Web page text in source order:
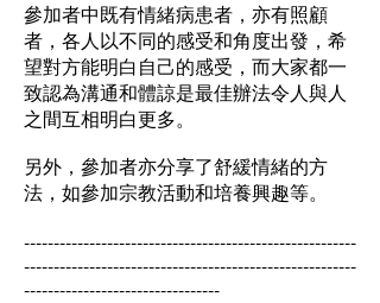
參加者中既有情緒病患者，亦有照顧
者，各人以不同的感受和角度出發，希
望對方能明白自己的感受，而大家都一
致認為溝通和體諒是最佳辦法令人與人
之間互相明白更多。
另外，參加者亦分享了舒緩情緒的方
法，如參加宗教活動和培養興趣等。
--------------------------------------------------------
--------------------------------------------------------
---------------------------------